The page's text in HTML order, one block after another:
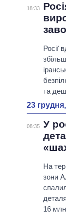
18:33
Росії
та
23
08:35 У
На
зони
16